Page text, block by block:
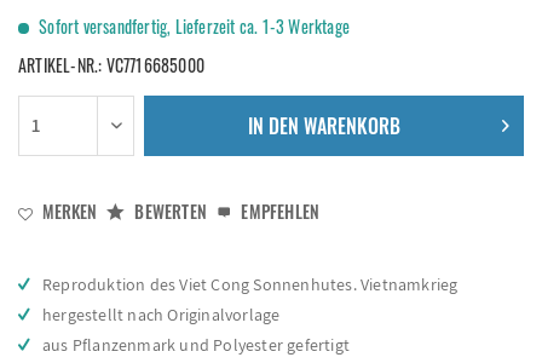
Sofort versandfertig, Lieferzeit ca. 1-3 Werktage
ARTIKEL-NR.:VC7716685000
IN DEN WARENKORB
MERKEN BEWERTEN EMPFEHLEN
Reproduktion des Viet Cong Sonnenhutes. Vietnamkrieg
hergestellt nach Originalvorlage
aus Pflanzenmark und Polyester gefertigt